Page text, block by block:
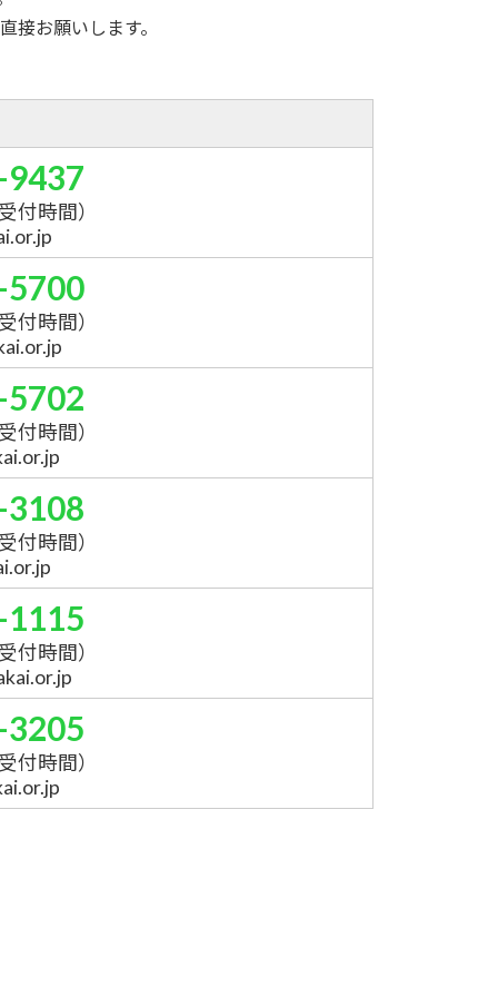
接お願いします。
付時間）
付時間）
付時間）
付時間）
付時間）
付時間）